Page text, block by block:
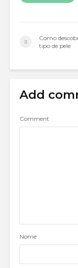
Como
tipo de pele
Add
Comment
Nome